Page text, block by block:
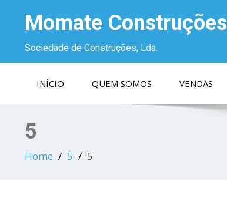
Momate Construções
Sociedade de Construções, Lda.
INÍCIO QUEM SOMOS VENDAS
5
Home 5 5